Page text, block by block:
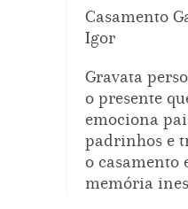
Casamento
Igor
Gravata
o presente
emociona
padrinhos e
o casamento
memória